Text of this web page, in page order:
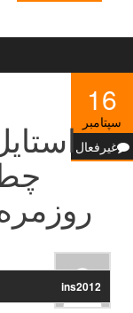
16
سپتامبر
غیرفعال
ins2012